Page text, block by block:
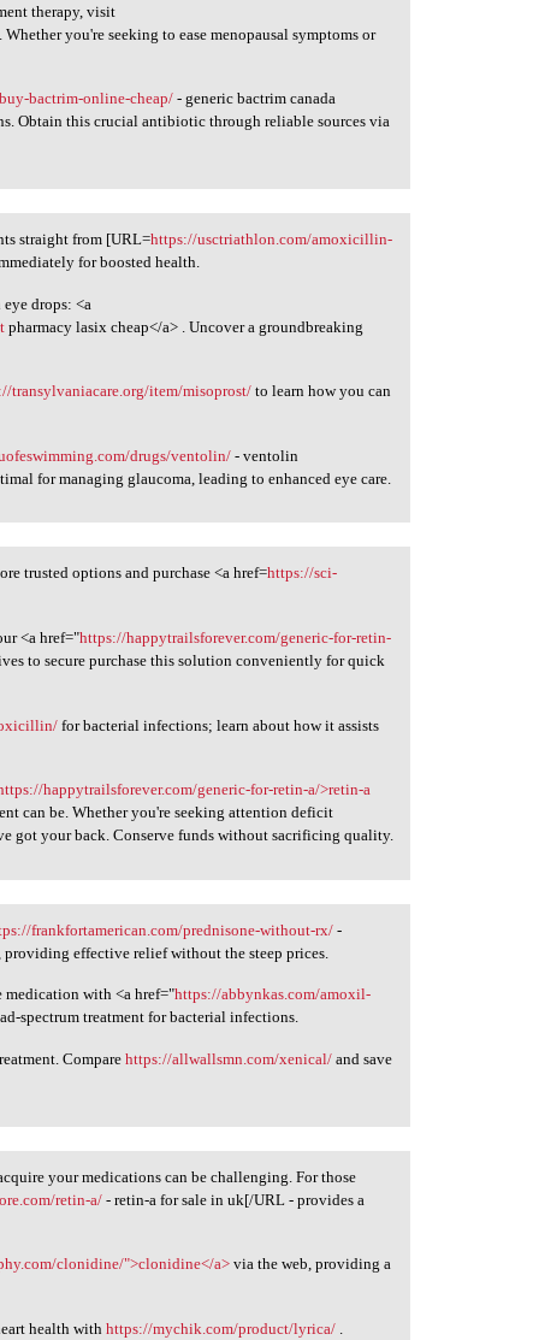
therapy, visit
. Whether you're seeking to ease menopausal symptoms or
bactrim-online-cheap/ - generic bactrim canada
Obtain this crucial antibiotic through reliable sources via
straight from [URL=https://usctriathlon.com/amoxicillin-
for boosted health.
drops: <a
pharmacy lasix cheap</a> . Uncover a groundbreaking
transylvaniacare.org/item/misoprost/to learn how you can
drugs/ventolin/ - ventolin
for managing glaucoma, leading to enhanced eye care.
trusted options and purchase <a href=https://sci-
<a href="https://happytrailsforever.com/generic-for-retin-
to secure purchase this solution conveniently for quick
for bacterial infections; learn about how it assists
happytrailsforever.com/generic-for-retin-a/>retin-a
can be. Whether you're seeking attention deficit
got your back. Conserve funds without sacrificing quality.
frankfortamerican.com/prednisone-without-rx/ -
effective relief without the steep prices.
medication with <a href="https://abbynkas.com/amoxil-
spectrum treatment for bacterial infections.
Comparehttps://allwallsmn.com/xenical/ and save
your medications can be challenging. For those
retin-a/ - retin-a for sale in uk[/URL - provides a
clonidine/">clonidine</a> via the web, providing a
health withhttps://mychik.com/product/lyrica/